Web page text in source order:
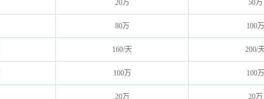
20万 50万
80万 100万
160/天 200/
100万 100万
20万 20万